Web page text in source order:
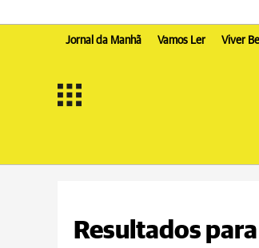
Jornal da Manhã Vamos Ler Viver
Resultados